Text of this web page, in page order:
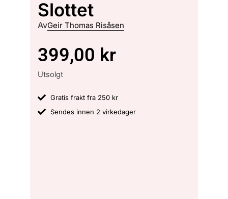
Slottet
AvGeir Thomas Risåsen
399,00 kr
Utsolgt
Gratis frakt fra 250 kr
Sendes innen 2 virkedager